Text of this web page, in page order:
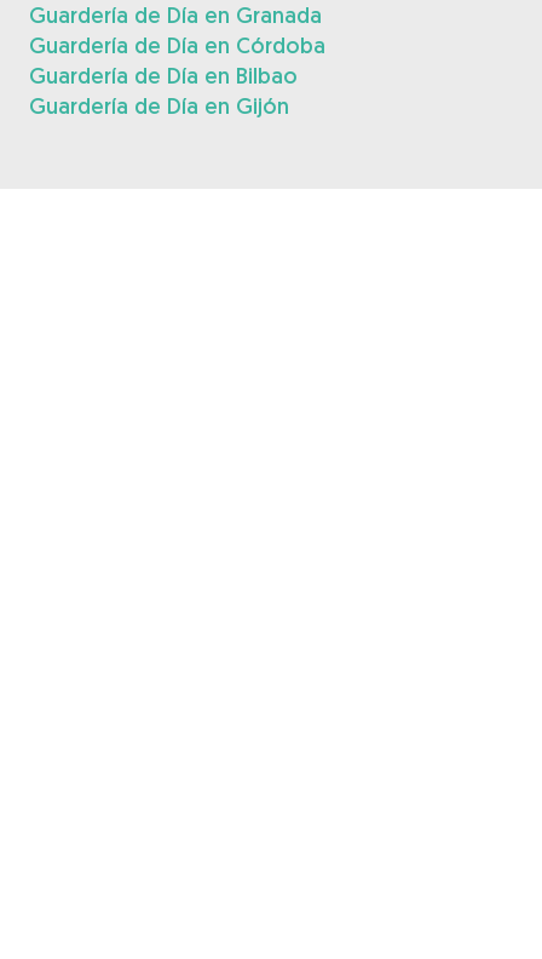
Guardería de Día en Granada
Guardería de Día en Córdoba
Guardería de Día en Bilbao
Guardería de Día en Gijón